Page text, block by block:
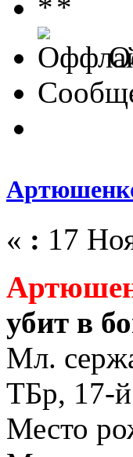
« : 17
убит в
Мл.
ТБр, 17-
Место